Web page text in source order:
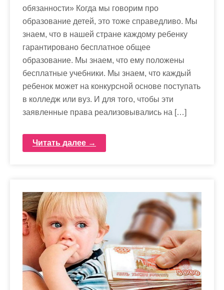
обязанности» Когда мы говорим про
образование детей, это тоже справедливо. Мы
знаем, что в нашей стране каждому ребенку
гарантировано бесплатное общее
образование. Мы знаем, что ему положены
бесплатные учебники. Мы знаем, что каждый
ребенок может на конкурсной основе поступать
в колледж или вуз. И для того, чтобы эти
заявленные права реализовывались на […]
Читать далее →